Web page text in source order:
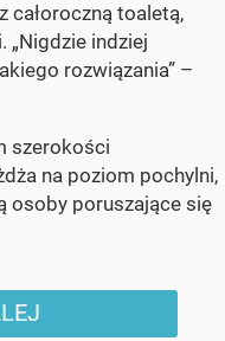
całoroczną toaletą,
„Nigdzie indziej
rozwiązania” –
szerokości
na poziom pochylni,
osoby poruszające się